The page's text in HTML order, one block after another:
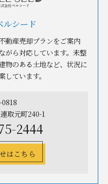
ルシード
動産売却プランをご案内
がら対応しています。未整
物のある土地など、状況に
ています。
取元町240-1
2444
はこちら